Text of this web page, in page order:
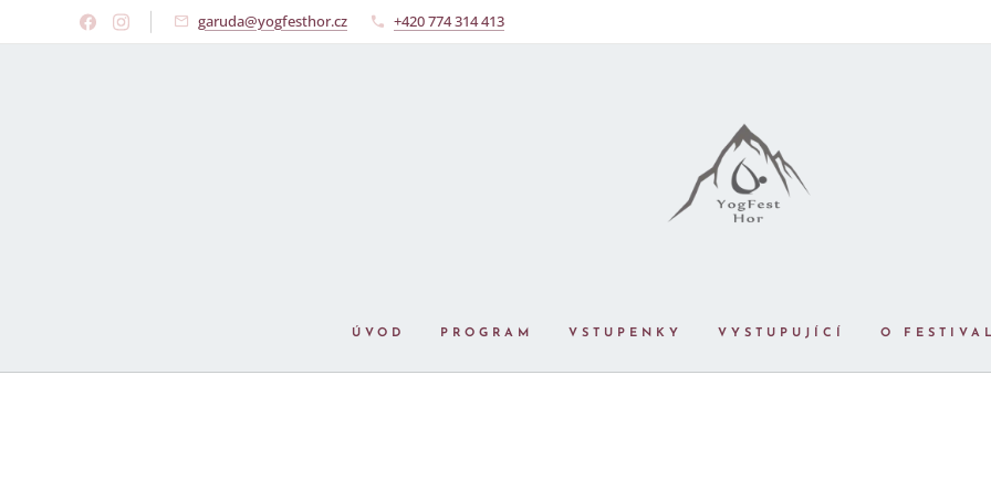
garuda@yogfesthor.cz +420 774 314 413
ÚVOD PROGRAM VSTUPENKY VYSTUPUJÍCÍ O